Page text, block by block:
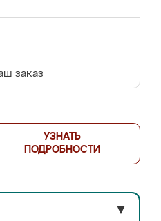
заказ
УЗНАТЬ
ПОДРОБНОСТИ
▼